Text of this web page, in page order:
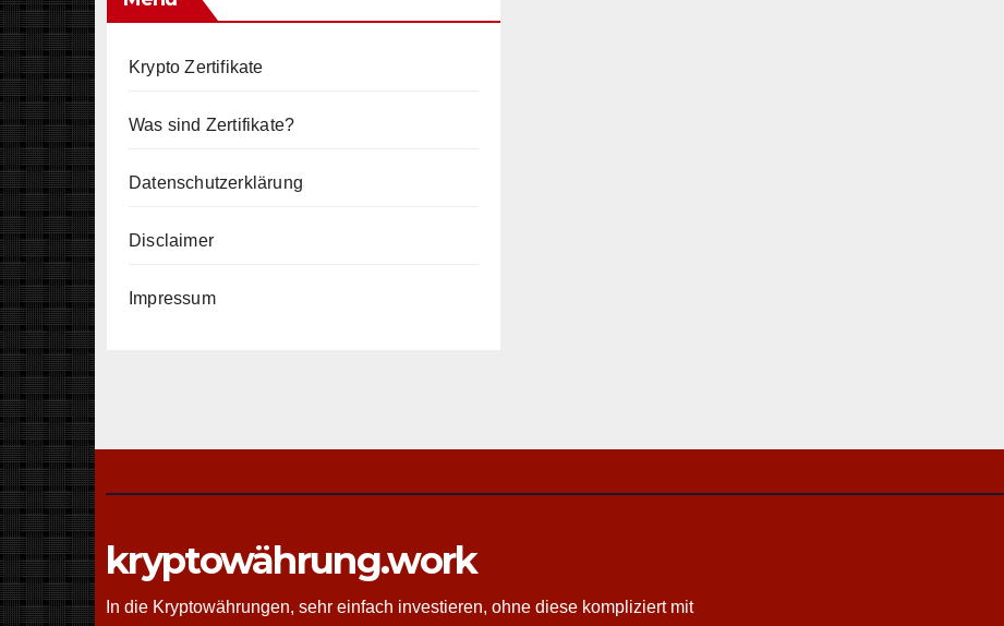
Krypto Zertifikate
Was sind Zertifikate?
Datenschutzerklärung
Disclaimer
Impressum
kryptowährung.work
In die Kryptowährungen, sehr einfach investieren, ohne diese kompliziert mit